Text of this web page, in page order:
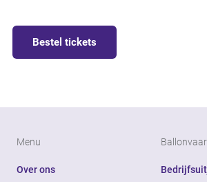
Bestel tickets
Menu
Over ons